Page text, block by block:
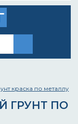
краска по металлу
ГРУНТ ПО